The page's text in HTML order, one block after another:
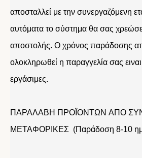
αποσταλλεί με την συνεργαζόμενη
αυτόματα το σύστημα θα σας
αποστολής. Ο χρόνος παράδοσης
ολοκληρωθεί η παραγγελία σας
εργάσιμες.
ΠΑΡΑΛΑΒΗ ΠΡΟΪΟΝΤΩΝ ΑΠΟ
ΜΕΤΑΦΟΡΙΚΕΣ (Παράδοση 8-10